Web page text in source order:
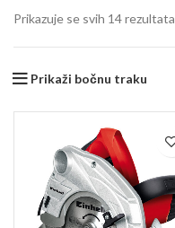
Prikazuje se svih 14 rezultata
Prikaži bočnu traku